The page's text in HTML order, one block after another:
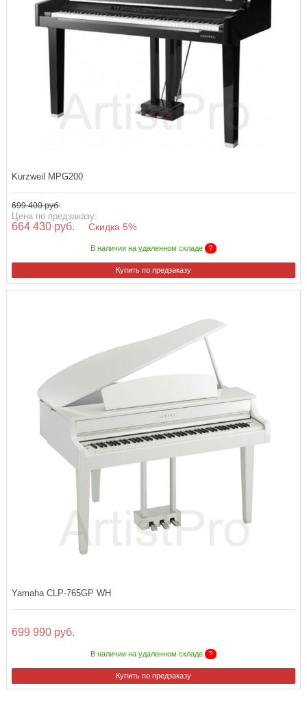
Kurzweil MPG200
699 400 руб.
Цена по предзаказу:
664 430 руб. Скидка 5%
В наличии на удаленном складе ?
Купить по предзаказу
Yamaha CLP-765GP WH
699 990 руб.
В наличии на удаленном складе ?
Купить по предзаказу